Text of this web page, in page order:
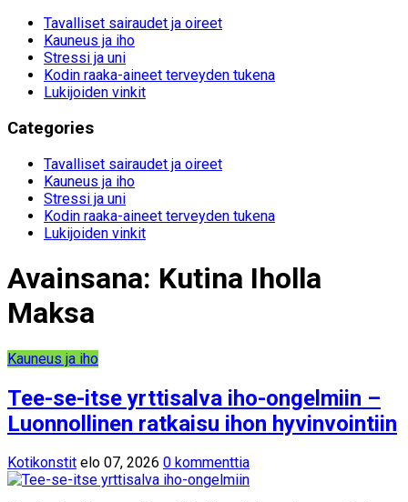
Tavalliset sairaudet ja oireet
Kauneus ja iho
Stressi ja uni
Kodin raaka-aineet terveyden tukena
Lukijoiden vinkit
Categories
Tavalliset sairaudet ja oireet
Kauneus ja iho
Stressi ja uni
Kodin raaka-aineet terveyden tukena
Lukijoiden vinkit
Avainsana: Kutina Iholla
Maksa
Kauneus ja iho
Tee-se-itse yrttisalva iho-ongelmiin –
Luonnollinen ratkaisu ihon hyvinvointiin
Kotikonstit elo 07, 2026 0 kommenttia